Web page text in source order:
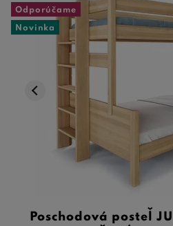
Odporúčame
Novinka
Poschodová posteľ